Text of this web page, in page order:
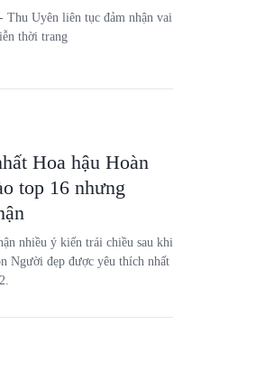
Thu Uyên liên tục đảm nhận vai
thời trang
Hoa hậu Hoàn
top 16 nhưng
nhiều ý kiến trái chiều sau khi
Người đẹp được yêu thích nhất